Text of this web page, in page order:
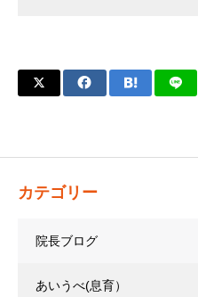
カテゴリー
院長ブログ
あいうべ(息育）